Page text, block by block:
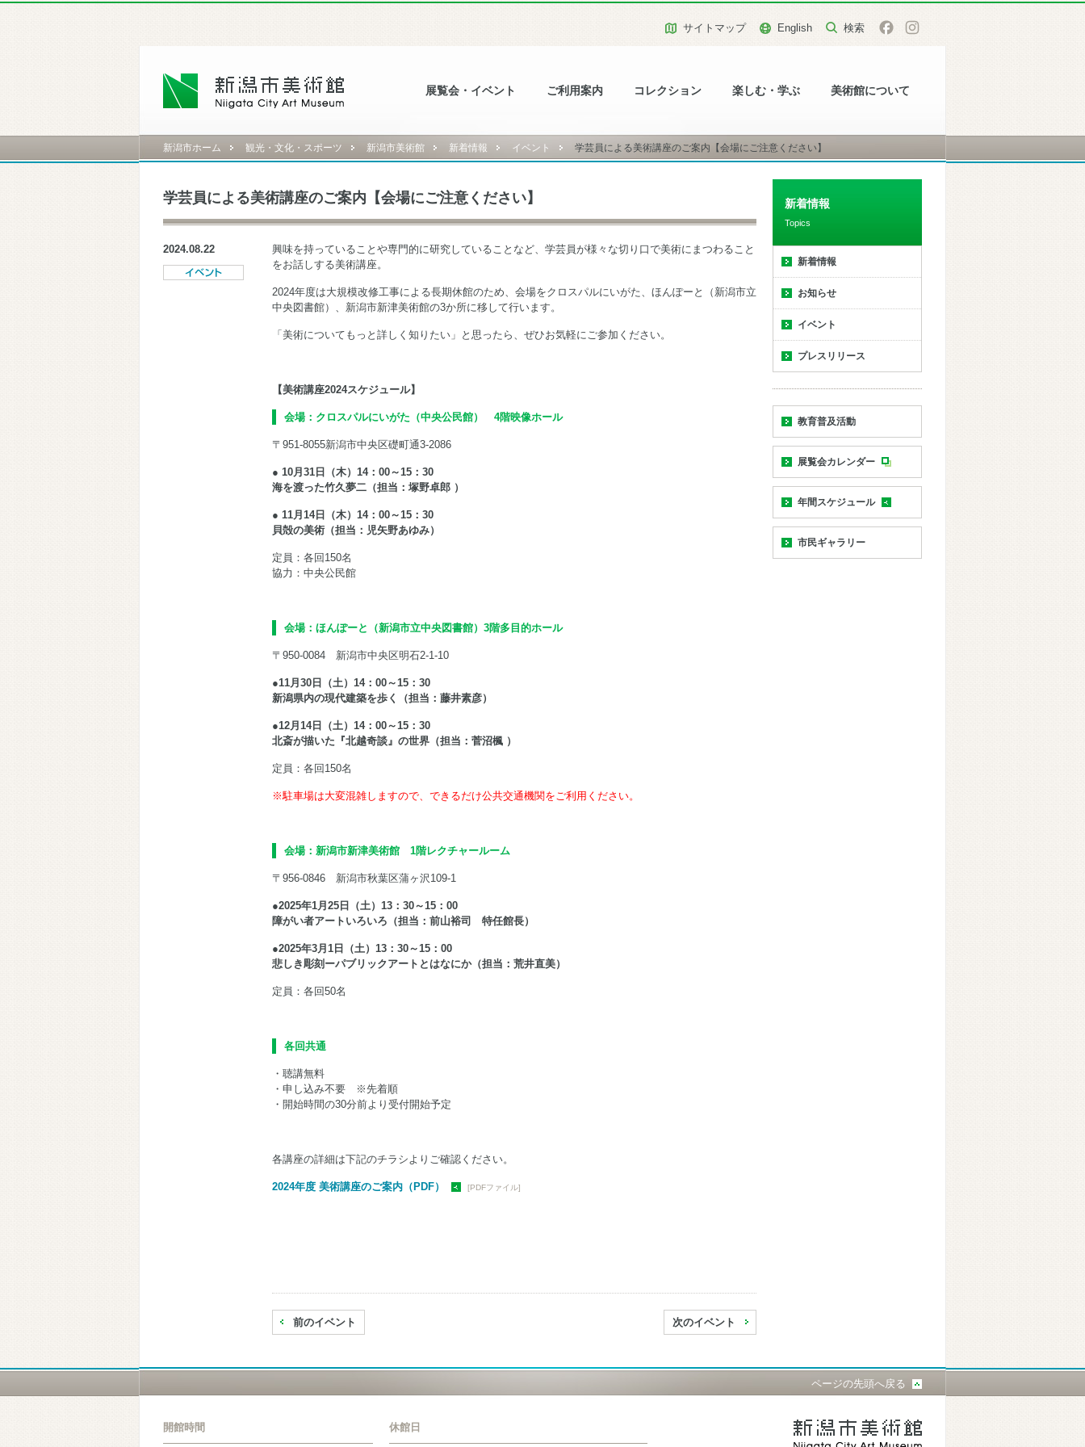
展覧会・イベント ご利用案内 コレクション 楽しむ・学ぶ 美術館について
サイトマップ English
新潟市ホーム 観光・文化・スポーツ 新潟市美術館 新着情報 イベント 学芸員による美術講座のご案内【会場にご注意ください】
学芸員による美術講座のご案内【会場にご注意ください】
2024.08.22
興味を持っていることや専門的に研究していることなど、学芸員が様々な切り口で美術にまつわること
をお話しする美術講座。
2024年度は大規模改修工事による長期休館のため、会場をクロスパルにいがた、ほんぽーと（新潟市立
中央図書館）、新潟市新津美術館の3か所に移して行います。
「美術についてもっと詳しく知りたい」と思ったら、ぜひお気軽にご参加ください。
【美術講座2024スケジュール】
会場：クロスパルにいがた（中央公民館） 4階映像ホール
〒951-8055新潟市中央区礎町通3-2086
● 10月31日（木）14：00～15：30
海を渡った竹久夢二（担当：塚野卓郎 ）
● 11月14日（木）14：00～15：30
貝殻の美術（担当：児矢野あゆみ）
定員：各回150名
協力：中央公民館
会場：ほんぽーと（新潟市立中央図書館）3階多目的ホール
〒950-0084 新潟市中央区明石2-1-10
●11月30日（土）14：00～15：30
新潟県内の現代建築を歩く（担当：藤井素彦）
●12月14日（土）14：00～15：30
北斎が描いた『北越奇談』の世界（担当：菅沼楓 ）
定員：各回150名
※駐車場は大変混雑しますので、できるだけ公共交通機関をご利用ください。
会場：新潟市新津美術館 1階レクチャールーム
〒956-0846 新潟市秋葉区蒲ヶ沢109-1
●2025年1月25日（土）13：30～15：00
障がい者アートいろいろ（担当：前山裕司 特任館長）
●2025年3月1日（土）13：30～15：00
悲しき彫刻ーパブリックアートとはなにか（担当：荒井直美）
定員：各回50名
各回共通
・聴講無料
・申し込み不要 ※先着順
・開始時間の30分前より受付開始予定
各講座の詳細は下記のチラシよりご確認ください。
2024年度 美術講座のご案内（PDF） [PDFファイル]
前のイベント 次のイベント
新着情報
Topics
新着情報
お知らせ
イベント
プレスリリース
教育普及活動
展覧会カレンダー
年間スケジュール
市民ギャラリー
ページの先頭へ戻る
開館時間 休館日